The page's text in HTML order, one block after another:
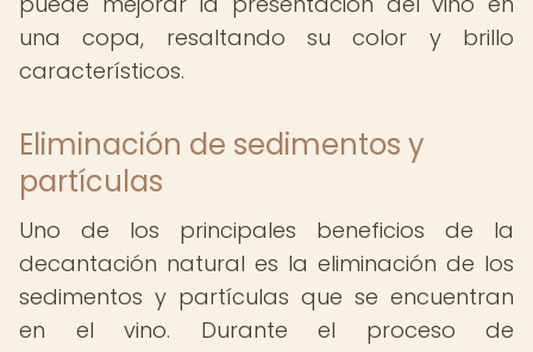
una copa, resaltando su color y brillo
característicos.
Eliminación de sedimentos y
partículas
Uno de los principales beneficios de la
decantación natural es la eliminación de los
sedimentos y partículas que se encuentran
en el vino. Durante el proceso de